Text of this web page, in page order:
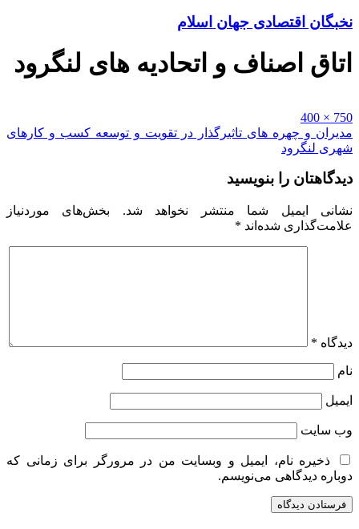
نخبگان اقتصادی جهان اسلام
اتاق اصناف و اتحادیه های لنگرود
Full
size
750 × 400
راهبری
نوشته
مدیران و چهره های تاثیرگذار در تقویت و توسعه کسب و کارهای
شهری لنگرود
دیدگاهتان را بنویسید
نشانی ایمیل شما منتشر نخواهد شد.
بخش‌های موردنیاز
علامت‌گذاری شده‌اند *
دیدگاه *
نام
ایمیل
وب‌ سایت
ذخیره نام، ایمیل و وبسایت من در مرورگر برای زمانی که
دوباره دیدگاهی می‌نویسم.